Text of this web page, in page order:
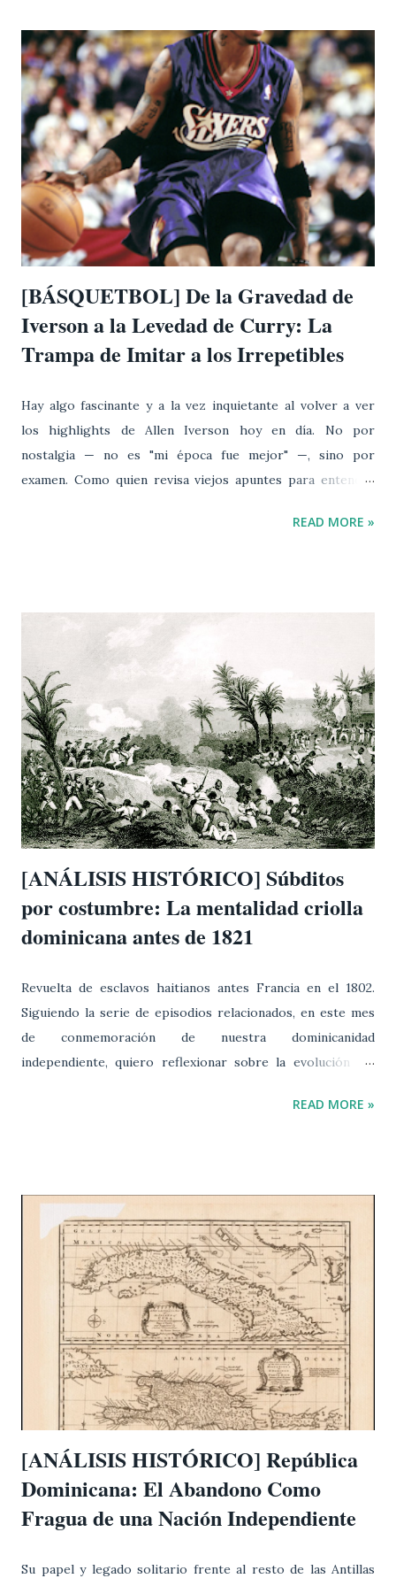
manera casi "editorial": sin cuotas de palabras, sin
calendarios de publicación forzados y, sobre todo, sin
obligaciones. No escribía para complacer a un algoritmo
ni para encajar en la agenda de ninguna institución.
Empecé a escribir por una razón mucho más primitiva y
urgente: la necesidad de ventilar . Quería que este
espacio fuera exactamente lo que reza el encabezado de
mi página web: «Un rincón en medio del alborotado
internet de siempre. Una voz en medio del bullicio
normalizado.» Me propuse ob...
[BÁSQUETBOL] De la Gravedad de
Iverson a la Levedad de Curry: La
Trampa de Imitar a los Irrepetibles
Hay algo fascinante y a la vez inquietante al volver a ver
los highlights de Allen Iverson hoy en día. No por
nostalgia — no es "mi época fue mejor" —, sino por
examen. Como quien revisa viejos apuntes para entender
ojo clínico que hemos desarrollado, uno no puede evitar
clásicos pull-up jumpers en transición y me golpeó una
realidad biomecánica : su tiro se veía innecesariamente
pesado. Cada suspensión era una guerra contra la inercia.
Iverson venía a mil por hora, frenaba en seco —con ese
chirrido de zapatillas que casi podías sentir en tus
propios dientes— y se elevaba verticalmente, absorbiendo
un impacto brutal en sus rodillas y tobillos. Siempre temí
por sus ligamentos, y hoy entiendo que ese miedo era
fundado. No era Muggsy Bogues , quien ...
READ MORE »
[ANÁLISIS HISTÓRICO] Súbditos
por costumbre: La mentalidad criolla
dominicana antes de 1821
Revuelta de esclavos haitianos antes Francia en el 1802.
Siguiendo la serie de episodios relacionados, en este mes
de conmemoración de nuestra dominicanidad
independiente, quiero reflexionar sobre la evolución del
visión propia de nacionalismo, soberanía y patriotismo.
del siglo XIX constituían una parte significativa de la
población nativa de la isla. A primera vista, podría
pensarse que tras expulsar exitosamente a los franceses
en 1809 y establecer cierto autogobierno bajo la débil
metrópoli española, estos criollos en la parte este de la
isla rápidamente habrían adoptado un firme sentimiento
independentista y anticolonial. Sin embargo, la realidad
histórica matiza considerablemente este cuadro. Como
bien apunto en mi hipotesis, la gran mayoría de familias
criollas dominicanas e...
READ MORE »
[ANÁLISIS HISTÓRICO] República
Dominicana: El Abandono Como
Fragua de una Nación Independiente
Su papel y legado solitario frente al resto de las Antillas